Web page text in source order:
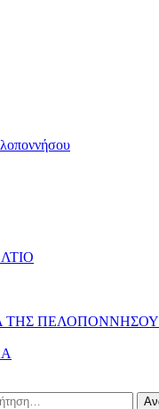
ΤΗΣ ΠΕΛΟΠΟΝΝΗΣΟΥ